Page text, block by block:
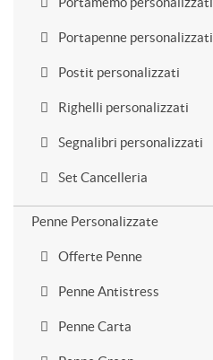
Portapenne personalizzati
Postit personalizzati
Righelli personalizzati
Segnalibri personalizzati
Set Cancelleria
Penne Personalizzate
Offerte Penne
Penne Antistress
Penne Carta